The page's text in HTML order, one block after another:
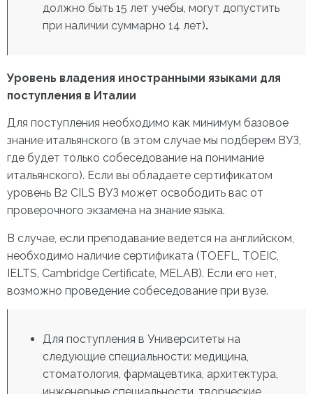
должно быть 15 лет учебы, могут допустить
при наличии суммарно 14 лет).
Уровень владения иностранными языками для
поступления в Италии
Для поступления необходимо как минимум базовое
знание итальянского (в этом случае мы подберем ВУЗ,
где будет только собеседование на понимание
итальянского). Если вы обладаете сертификатом
уровень В2 CILS ВУЗ может освободить вас от
проверочного экзамена на знание языка.
В случае, если преподавание ведется на английском,
необходимо наличие сертификата (TOEFL, TOEIC,
IELTS, Cambridge Certificate, MELAB). Если его нет,
возможно проведение собеседование при вузе.
Для поступления в Университеты на
следующие специальности: медицина,
стоматология, фармацевтика, архитектура,